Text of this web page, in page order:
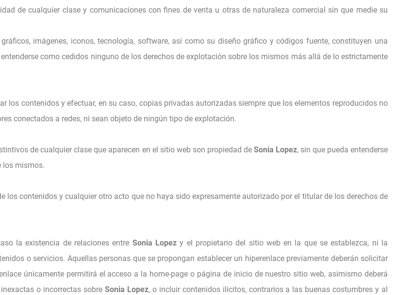
de cualquier clase y comunicaciones con fines de venta u otras de naturaleza comercial sin que medie su
imágenes, iconos, tecnología, software, así como su diseño gráfico y códigos fuente, constituyen una
como cedidos ninguno de los derechos de explotación sobre los mismos más allá de lo estrictamente
los contenidos y efectuar, en su caso, copias privadas autorizadas siempre que los elementos reproducidos no
conectados a redes, ni sean objeto de ningún tipo de explotación.
de cualquier clase que aparecen en el sitio web son propiedad de Sonia Lopez, sin que pueda entenderse
los mismos.
contenidos y cualquier otro acto que no haya sido expresamente autorizado por el titular de los derechos de
la existencia de relaciones entre Sonia Lopezy el propietario del sitio web en la que se establezca, ni la
o servicios. Aquellas personas que se propongan establecer un hiperenlace previamente deberán solicitar
únicamente permitirá el acceso a la home-page o página de inicio de nuestro sitio web, asimismo deberá
o incorrectas sobreSonia Lopez, o incluir contenidos ilícitos, contrarios a las buenas costumbres y al